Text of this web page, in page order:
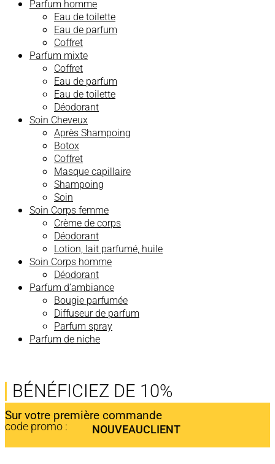
Parfum homme
Eau de toilette
Eau de parfum
Coffret
Parfum mixte
Coffret
Eau de parfum
Eau de toilette
Déodorant
Soin Cheveux
Après Shampoing
Botox
Coffret
Masque capillaire
Shampoing
Soin
Soin Corps femme
Crème de corps
Déodorant
Lotion, lait parfumé, huile
Soin Corps homme
Déodorant
Parfum d’ambiance
Bougie parfumée
Diffuseur de parfum
Parfum spray
Parfum de niche
BÉNÉFICIEZ DE 10%
Sur votre première commande
code promo : NOUVEAUCLIENT